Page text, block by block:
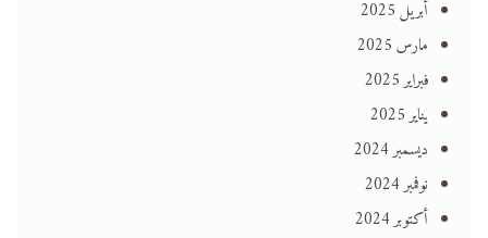
أبريل 2025
مارس 2025
فبراير 2025
يناير 2025
ديسمبر 2024
نوفمبر 2024
أكتوبر 2024